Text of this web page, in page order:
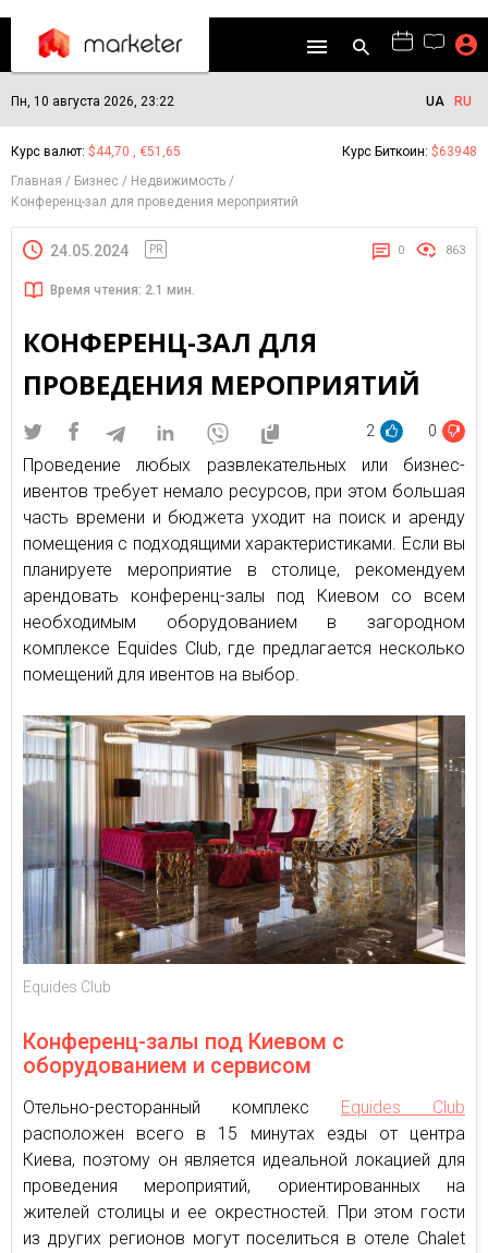
Пн, 10 августа 2026, 23:22 UA RU
Курс валют: $44,70 , €51,65 Курс Биткоин: $63948
Главная
Бизнес
Недвижимость
Конференц-зал для проведения мероприятий
24.05.2024 PR 0 863
Время чтения: 2.1 мин.
КОНФЕРЕНЦ-ЗАЛ ДЛЯ
ПРОВЕДЕНИЯ МЕРОПРИЯТИЙ
2 0
Проведение любых развлекательных или бизнес-
ивентов требует немало ресурсов, при этом большая
часть времени и бюджета уходит на поиск и аренду
помещения с подходящими характеристиками. Если вы
планируете мероприятие в столице, рекомендуем
арендовать конференц-залы под Киевом со всем
необходимым оборудованием в загородном
комплексе Equides Club, где предлагается несколько
помещений для ивентов на выбор.
Equides Club
Конференц-залы под Киевом с
оборудованием и сервисом
Отельно-ресторанный комплекс Equides Club
расположен всего в 15 минутах езды от центра
Киева, поэтому он является идеальной локацией для
проведения мероприятий, ориентированных на
жителей столицы и ее окрестностей. При этом гости
из других регионов могут поселиться в отеле Chalet